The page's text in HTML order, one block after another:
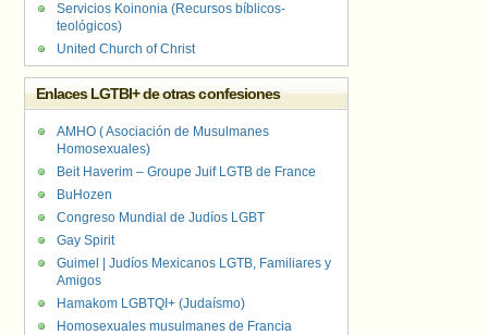
Servicios Koinonia (Recursos bíblicos-
teológicos)
United Church of Christ
Enlaces LGTBI+ de otras confesiones
AMHO ( Asociación de Musulmanes
Homosexuales)
Beit Haverim – Groupe Juif LGTB de France
BuHozen
Congreso Mundial de Judíos LGBT
Gay Spirit
Guimel | Judíos Mexicanos LGTB, Familiares y
Amigos
Hamakom LGBTQI+ (Judaísmo)
Homosexuales musulmanes de Francia